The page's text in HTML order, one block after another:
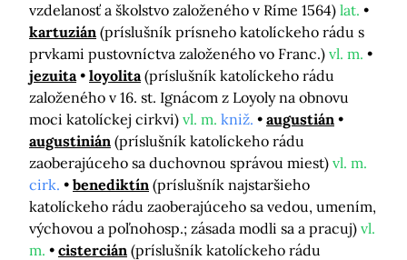
vzdelanosť a školstvo založeného v Ríme 1564) lat.
kartuzián (príslušník prísneho katolíckeho rádu s
prvkami pustovníctva založeného vo Franc.) vl. m.
jezuita
loyolita (príslušník katolíckeho rádu
založeného v 16. st. Ignácom z Loyoly na obnovu
moci katolíckej cirkvi) vl. m. kniž.
augustián
augustinián (príslušník katolíckeho rádu
zaoberajúceho sa duchovnou správou miest) vl. m.
cirk.
benediktín (príslušník najstaršieho
katolíckeho rádu zaoberajúceho sa vedou, umením,
výchovou a poľnohosp.; zásada modli sa a pracuj) vl.
m.
cistercián (príslušník katolíckeho rádu